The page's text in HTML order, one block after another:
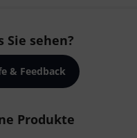
Sie sehen?
& Feedback
Produkte